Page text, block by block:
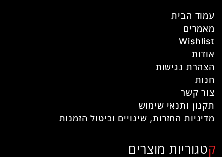
עמוד הבית
מאמרים
Wishlist
אודות
הצהרת נגישות
חנות
צור קשר
תקנון ותנאי שימוש
מדיניות החזרות, שינויים וביטול הזמנות
קטגוריות מוצרים